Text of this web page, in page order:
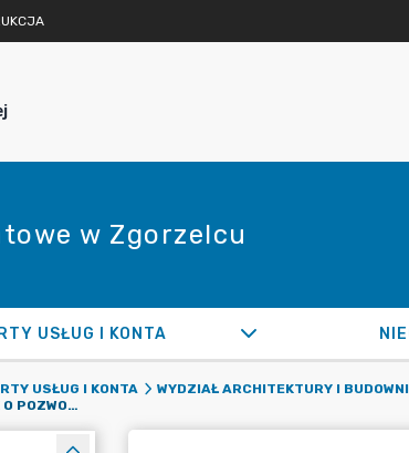
w Zgorzelcu
USŁUG I KONTA
USŁUG I KONTA WYDZIAŁ ARCHITEKTURY I
KARTA USŁUG NR 13 - WNIOSEK O POZWOLENIE NA BUDOWĘ TYMCZASOWEGO OBIEKTU